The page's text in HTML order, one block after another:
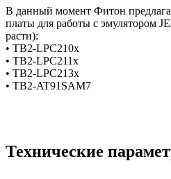
В данный момент Фитон
платы для работы с эмулятором
расти):
• TB2-LPC210х
• TB2-LPC211х
• TB2-LPC213х
• TB2-AT91SAM7
Технические